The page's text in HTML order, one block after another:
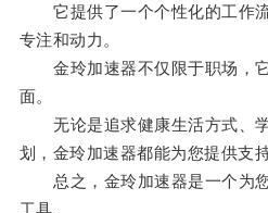
它提供了一个个性化的工作
专注和动力。
金玲加速器不仅限于职场，
面。
无论是追求健康生活方式、
划，金玲加速器都能为您提供支
总之，金玲加速器是一个为